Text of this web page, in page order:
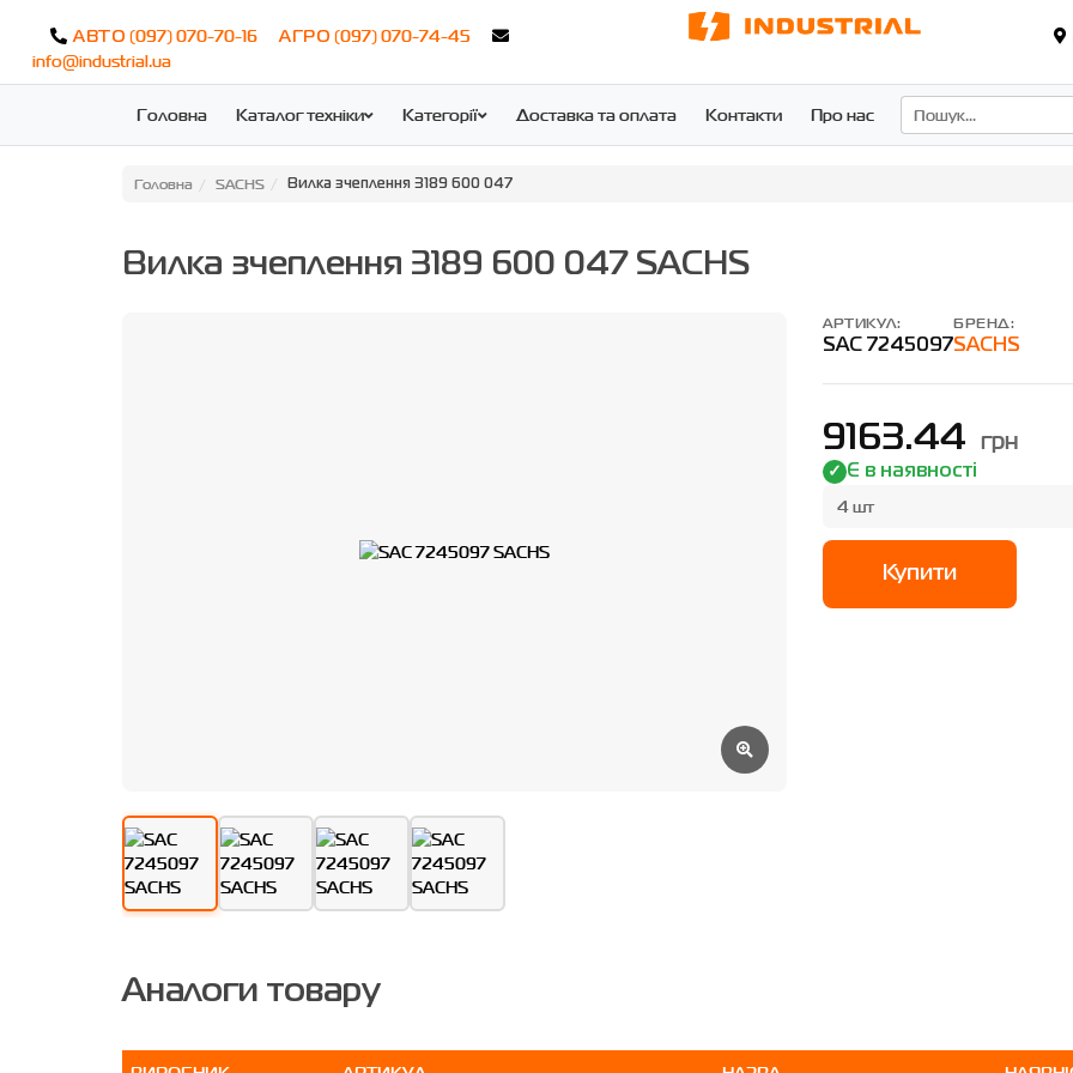
АВТО (097) 070-70-16 АГРО (097) 070-74-45
info@industrial.ua
Головна Каталог техніки Категорії Доставка та оплата Контакти Про нас
Головна SACHS Вилка зчеплення 3189 600 047
Вилка зчеплення 3189 600 047 SACHS
АРТИКУЛ:
SAC 7245097
БРЕНД:
SACHS
9163.44 грн
Є в наявності
4 шт
Купити
Аналоги товару